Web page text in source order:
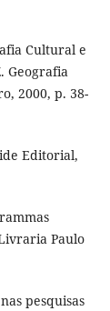
Cultural e
Geografia
2000, p. 38-
Editorial,
Paulo
pesquisas